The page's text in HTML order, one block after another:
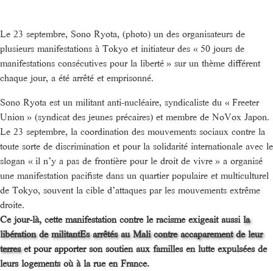
Le 23 septembre, Sono Ryota, (photo) un des organisateurs de
plusieurs manifestations à Tokyo et initiateur des « 50 jours de
manifestations consécutives pour la liberté » sur un thème différent
chaque jour, a été arrêté et emprisonné.
Sono Ryota est un militant anti-nucléaire, syndicaliste du « Freeter
Union » (syndicat des jeunes précaires) et membre de NoVox Japon.
Le 23 septembre, la coordination des mouvements sociaux contre la
toute sorte de discrimination et pour la solidarité internationale avec le
slogan « il n’y a pas de frontière pour le droit de vivre » a organisé
une manifestation pacifiste dans un quartier populaire et multiculturel
de Tokyo, souvent la cible d’attaques par les mouvements extrême
droite.
Ce jour-là, cette manifestation contre le racisme exigeait aussila
libération de militantEs arrêtés au Mali contre accaparement de leur
terreset pour apporter son soutien aux familles en lutte expulsées de
leurs logements où à la rue en France.